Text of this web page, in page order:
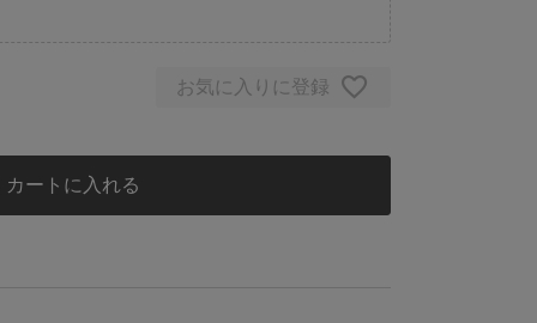
お気に入りに登録
カートに入れる